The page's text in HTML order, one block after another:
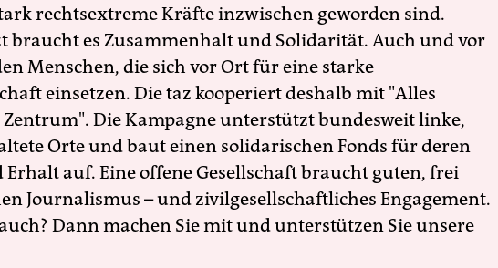
rechtsextreme Kräfte inzwischen geworden sind.
braucht es Zusammenhalt und Solidarität. Auch und vor
Menschen, die sich vor Ort für eine starke
einsetzen. Die taz kooperiert deshalb mit "Alles
Die Kampagne unterstützt bundesweit linke,
Orte und baut einen solidarischen Fonds für deren
Erhalt auf. Eine offene Gesellschaft braucht guten, frei
Journalismus – und zivilgesellschaftliches Engagement.
Dann machen Sie mit und unterstützen Sie unsere